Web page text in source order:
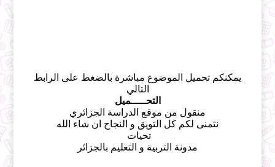
يمكنكم تحميل الموضوع مباشرة بالضغط على الرابط
التالي
التحـــــميل
منقول من موقع الدراسة الجزائري
نتمنى لكم كل التويق و النجاح ان شاء الله
تحيات
مدونة التربية و التعليم بالجزائر